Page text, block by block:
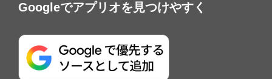
Googleでアプリオを見つけやすく